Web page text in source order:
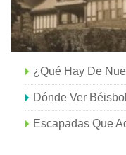
Dónde Ver